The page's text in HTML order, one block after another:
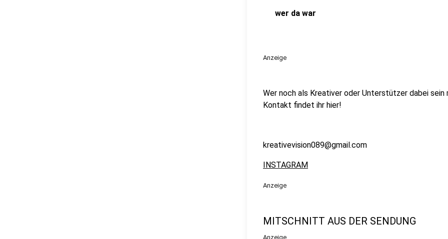
wer da war
Anzeige
Wer noch als Kreativer oder Unterstützer dabei sein
Kontakt findet ihr hier!
kreativevision089@gmail.com
INSTAGRAM
Anzeige
MITSCHNITT AUS DER SENDUNG
Anzeige